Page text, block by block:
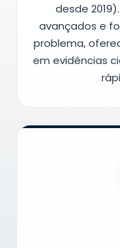
desde
avançados e
problema,
em evidências